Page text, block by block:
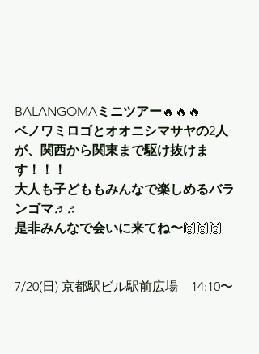
BALANGOMAミニツアー🔥🔥🔥
ベノワミロゴとオオニシマサヤの2人
が、関西から関東まで駆け抜けま
す！！！
大人も子どももみんなで楽しめるバラ
ンゴマ♬♬
是非みんなで会いに来てね〜🙌🙌🙌
7/20(日) 京都駅ビル駅前広場　14:10〜